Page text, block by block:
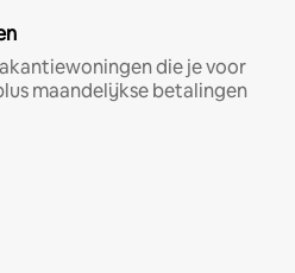
die je voor
maandelijkse betalingen